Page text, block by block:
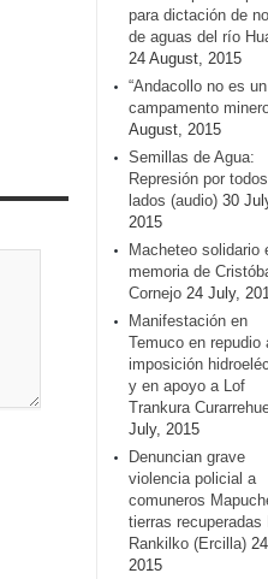
para dictación de
de aguas del río
24 August, 2015
“Andacollo no es un
campamento
August, 2015
Semillas de Agua:
Represión por todos
lados (audio) 30
2015
Macheteo solidario
memoria de
Cornejo 24 July,
Manifestación en
Temuco en repudio
imposición
y en apoyo a Lof
Trankura
July, 2015
Denuncian grave
violencia policial a
comuneros
tierras recuperadas
Rankilko (Ercilla)
2015